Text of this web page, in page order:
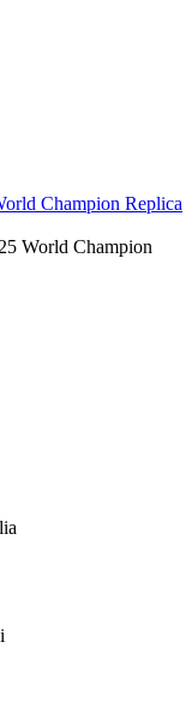
Champion Replica
World Champion